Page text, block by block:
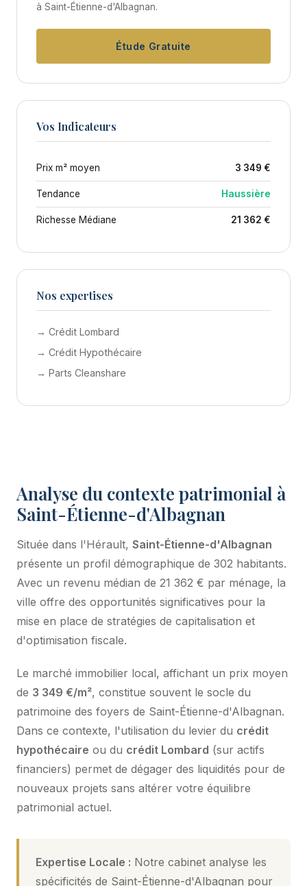
Analyse du contexte patrimonial à
Saint-Étienne-d'Albagnan
Située dans l'Hérault, Saint-Étienne-d'Albagnan
présente un profil démographique de 302 habitants.
Avec un revenu médian de 21 362 € par ménage, la
ville offre des opportunités significatives pour la
mise en place de stratégies de capitalisation et
d'optimisation fiscale.
Le marché immobilier local, affichant un prix moyen
de 3 349 €/m², constitue souvent le socle du
patrimoine des foyers de Saint-Étienne-d'Albagnan.
Dans ce contexte, l'utilisation du levier du crédit
hypothécaire ou du crédit Lombard (sur actifs
financiers) permet de dégager des liquidités pour de
nouveaux projets sans altérer votre équilibre
patrimonial actuel.
Expertise Locale : Notre cabinet analyse les
spécificités de Saint-Étienne-d'Albagnan pour
à Saint-Étienne-d'Albagnan.
Étude Gratuite
Vos Indicateurs
Prix m² moyen 3 349 €
Tendance Haussière
Richesse Médiane 21 362 €
Nos expertises
→ Crédit Lombard
→ Crédit Hypothécaire
→ Parts Cleanshare